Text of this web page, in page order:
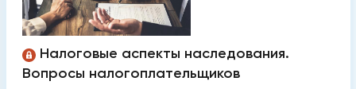
Налоговые аспекты наследования.
Вопросы налогоплательщиков